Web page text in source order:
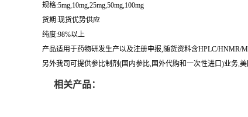
规格:5mg,10mg,25mg,50mg,100mg
货期:现货优势供应
纯度:98%以上
产品适用于药物研发生产以及注册申报,随货资料含HPLC/HNMR/
另外我司可提供参比制剂(国内参比,国外代购和一次性进口)业务,
相关产品：